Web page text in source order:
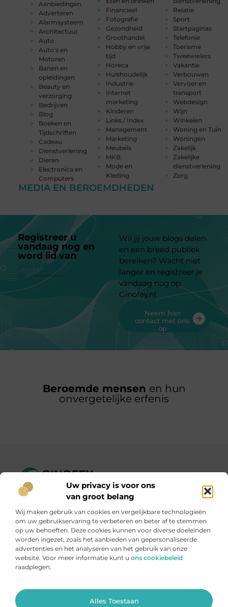
Uw privacy is voor ons
van groot belang
Wij maken gebruik van cookies en vergelijkbare technologieën
om uw gebruikservaring te verbeteren en beter af te stemmen
op uw behoeften. Deze cookies kunnen voor diverse doeleinden
worden ingezet, zoals het aanbieden van gepersonaliseerde
advertenties en het analyseren van het gebruik van onze
website. Voor meer informatie kunt u ons cookiebeleid
raadplegen.
Alles Toestaan Ga Naar
Aanbiedingen
Adverteren
Alarmsysteem
Architectuur
Auto
Auto's en
Motoren
Banen en
opleidingen
Beauty en
verzorging
Bedrijven
Blog
Boeken en
Tijdschriften
Cadeau
Dienstverlening
Dieren
Electronica en
Computers
Financieel
Fotografie
Gezondheid
Groothandel
Hobby en vrije
tijd
Horeca
Huishoudelijk
Industrie
Internet
marketing
Kinderen
Links / Index
Management
Marketing
Meubels
MKB
Mode en
Kleding
Relatie
Sport
Startpaginas
Telefonie
Toerisme
Tweewielers
Vakantie
Verbouwen
Vervoer en
transport
Webdesign
Wijn
Winkelen
Woning en Tuin
Woningen
Zakelijk
Zakelijke
dienstverlening
Zorg
MEDIA EN BEROEMDHEDEN
Registreer u
vandaag nog en
word lid van
platform
Wil jij jouw blogs delen
en een breed publiek
bereiken? Wacht niet
langer en registreer je
vandaag nog op
Ginofey.nl
Neem hier
contact met ons
op
Beroemde mensen en hun
onvergetelijke erfenis
Ginofey.nl – Van alledaags tot bijzonder, altijd iets te lezen!
Wij verzamelen blogs en artikelen over een grote
verscheidenheid aan onderwerpen, die alles uit het dagelijks
leven bestrijken.
Onze informatie